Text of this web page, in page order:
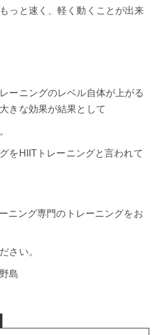
っと速く、軽く動くことが出来
ーニングのレベル自体が上がる
きな効果が結果として
を HIITトレーニングと言われて
ニング専門のトレーニングをお
さい。
島